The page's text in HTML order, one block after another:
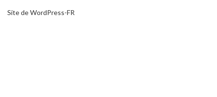
Site de WordPress-FR